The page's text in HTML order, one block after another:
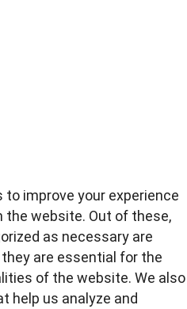
improve your experience
the website. Out of these,
as necessary are
are essential for the
of the website. We also
help us analyze and